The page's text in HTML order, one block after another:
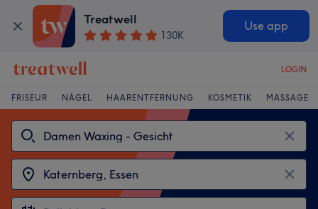
Treatwell
130K
Use app
LOGIN
FRISEUR NÄGEL HAARENTFERNUNG KOSMETIK MASSAGE